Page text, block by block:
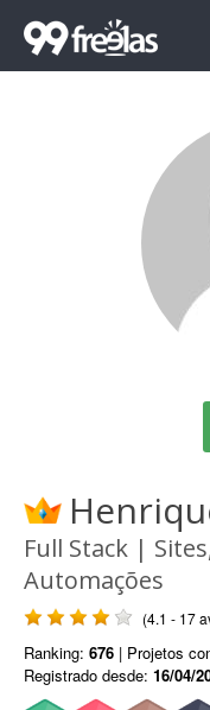
Full Stack |
Automações
(4.1 - 17
Ranking: 676 | Projetos
Registrado desde: 16/04/